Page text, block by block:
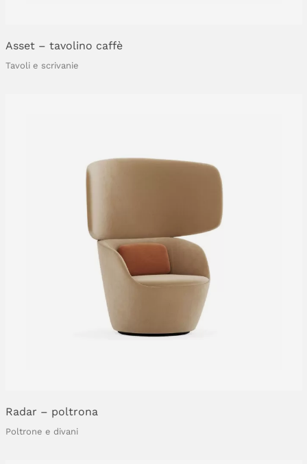
Asset – tavolino caffè
Tavoli e scrivanie
Radar – poltrona
Poltrone e divani